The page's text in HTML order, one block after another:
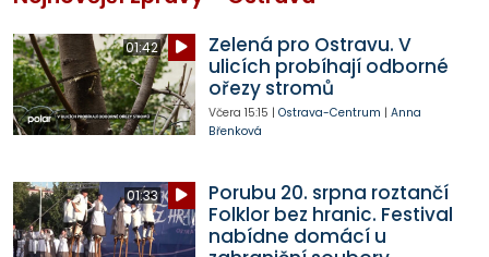
01:42
Zelená pro Ostravu. V
ulicích probíhají odborné
ořezy stromů
Včera 15:15 | Ostrava-Centrum | Anna
Břenková
01:33
Porubu 20. srpna roztančí
Folklor bez hranic. Festival
nabídne domácí u